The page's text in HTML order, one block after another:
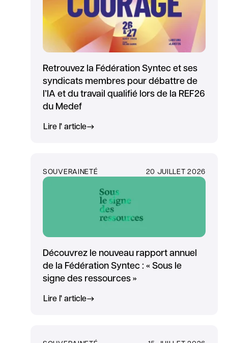
Retrouvez la Fédération Syntec et ses
syndicats membres pour débattre de
l’IA et du travail qualifié lors de la REF26
du Medef
Lire l' article
SOUVERAINETÉ 20 JUILLET 2026
Découvrez le nouveau rapport annuel
de la Fédération Syntec : « Sous le
signe des ressources »
Lire l' article